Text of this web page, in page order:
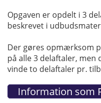
Opgaven er opdelt i 3
beskrevet i
Der gøres opmærksom
på alle 3 delaftaler,
vinde to delaftaler pr.